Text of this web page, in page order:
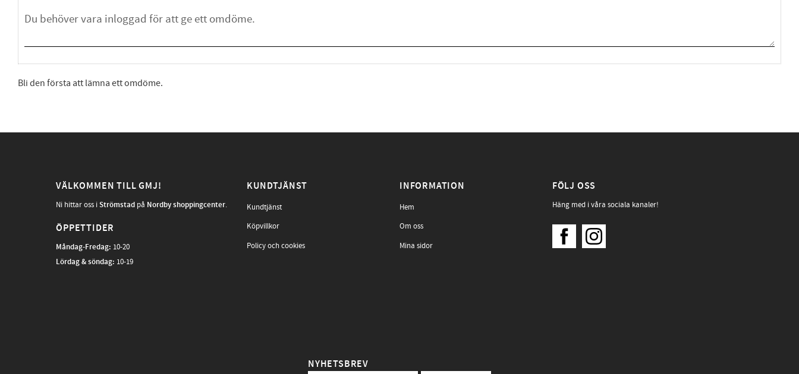
Bli den första att lämna ett omdöme.
VÄLKOMMEN TILL GMJ!
Ni hittar oss iStrömstad på Nordby shoppingcenter.
ÖPPETTIDER
Måndag-Fredag: 10-20
Lördag & söndag: 10-19
KUNDTJÄNST
Kundtjänst
Köpvillkor
Policy och cookies
INFORMATION
Hem
Om oss
Mina sidor
FÖLJ OSS
Häng med i våra sociala kanaler!
NYHETSBREV